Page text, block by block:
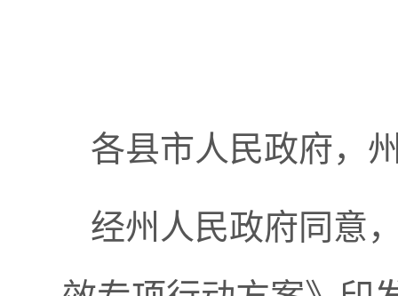
各县市人民政府，
经州人民政府同意